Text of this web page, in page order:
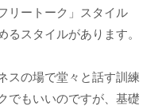
リートーク」スタイル
スタイルがあります。
スの場で堂々と話す訓練
でもいいのですが、基礎